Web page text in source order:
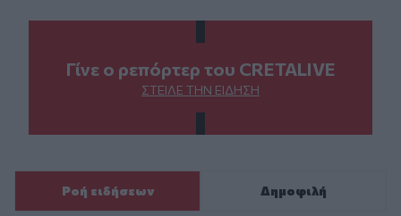
Γίνε ο ρεπόρτερ του CRETALIVE
ΣΤΕΊΛΕ ΤΗΝ ΕΊΔΗΣΗ
Ροή ειδήσεων Δημοφιλή